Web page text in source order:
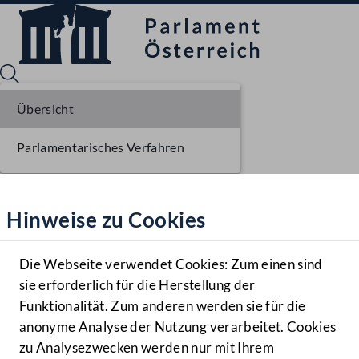
Hilfe
Benutzer
Navigationsmenü öffnen
MENÜ
Hinweise zu Cookies
Die Webseite verwendet Cookies: Zum einen sind
sie erforderlich für die Herstellung der
Funktionalität. Zum anderen werden sie für die
anonyme Analyse der Nutzung verarbeitet. Cookies
zu Analysezwecken werden nur mit Ihrem
Übersicht
Parlamentarisches Verfahren